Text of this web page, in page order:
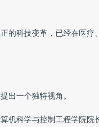
的科技变革，已经在医疗
出一个独特视角。
机科学与控制工程学院院